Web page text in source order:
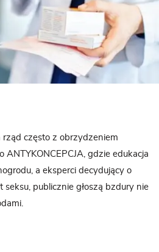
często z obrzydzeniem
ANTYKONCEPCJA, gdzie edukacja
a eksperci decydujący o
publicznie głoszą bzdury nie